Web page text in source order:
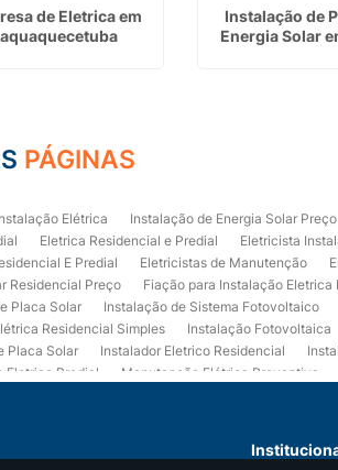
de Eletrica em
Instalação de
Energia Solar
PÁGINAS
Elétrica Instalação de Energia Solar Preço
Eletrica Residencial e Predial Eletricista
E Predial
Eletricistas de Manutenção
Residencial Preço
Fiação para Instalação Eletrica
Placa Solar
Instalação de Sistema Fotovoltaico
Residencial Simples
Instalação Fotovoltaica
Placa Solar
Instalador Eletrico Residencial
Eletrica Predial
Manutenção Elétrica Preventiva
Placa de Energia Solar
Quanto Custa a